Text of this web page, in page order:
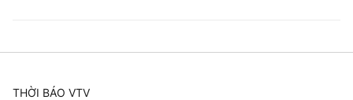
THỜI BÁO VTV